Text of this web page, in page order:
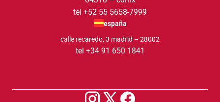
tel +52 55 5658-7999
españa
calle recaredo, 3 madrid – 28002
tel +34 91 650 1841